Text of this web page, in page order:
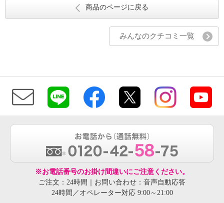
商品のページに戻る
みんなのクチコミ一覧
※お電話番号のお掛け間違いにご注意ください。
ご注文：24時間｜お問い合わせ：音声自動応答
24時間／オペレーター対応 9:00～21:00